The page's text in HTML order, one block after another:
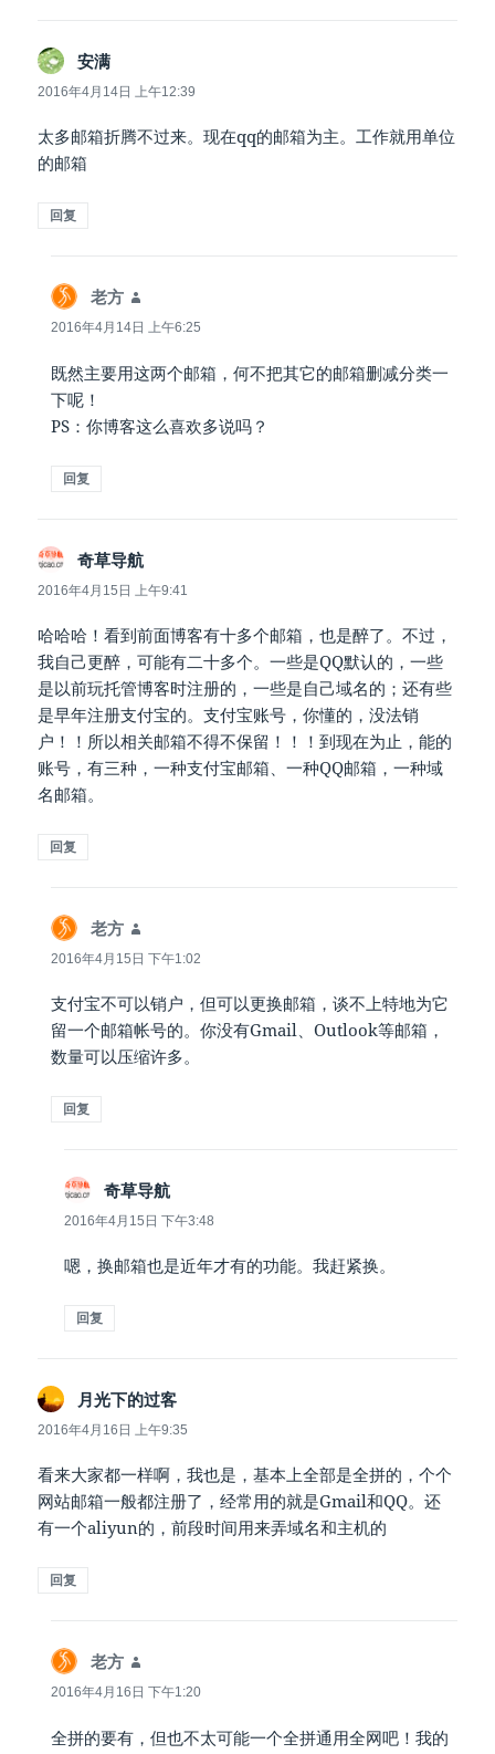
安满
道：
2016年4月14日 上午12:39
太多邮箱折腾不过来。现在qq的邮箱为主。工作就用单位
的邮箱
回复
老方
道：
2016年4月14日 上午6:25
既然主要用这两个邮箱，何不把其它的邮箱删减分类一
下呢！
PS：你博客这么喜欢多说吗？
回复
奇草导航
道：
2016年4月15日 上午9:41
哈哈哈！看到前面博客有十多个邮箱，也是醉了。不过，
我自己更醉，可能有二十多个。一些是QQ默认的，一些
是以前玩托管博客时注册的，一些是自己域名的；还有些
是早年注册支付宝的。支付宝账号，你懂的，没法销
户！！所以相关邮箱不得不保留！！！到现在为止，能的
账号，有三种，一种支付宝邮箱、一种QQ邮箱，一种域
名邮箱。
回复
老方
道：
2016年4月15日 下午1:02
支付宝不可以销户，但可以更换邮箱，谈不上特地为它
留一个邮箱帐号的。你没有Gmail、Outlook等邮箱，
数量可以压缩许多。
回复
奇草导航
道：
2016年4月15日 下午3:48
嗯，换邮箱也是近年才有的功能。我赶紧换。
回复
月光下的过客
道：
2016年4月16日 上午9:35
看来大家都一样啊，我也是，基本上全部是全拼的，个个
网站邮箱一般都注册了，经常用的就是Gmail和QQ。还
有一个aliyun的，前段时间用来弄域名和主机的
回复
老方
道：
2016年4月16日 下午1:20
全拼的要有，但也不太可能一个全拼通用全网吧！我的